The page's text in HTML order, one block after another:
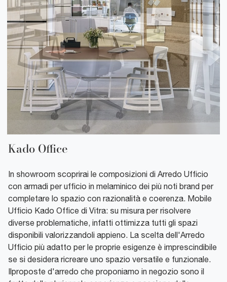
Kado Office
In showroom scoprirai le composizioni di Arredo Ufficio
con armadi per ufficio in melaminico dei più noti brand per
completare lo spazio con razionalità e coerenza. Mobile
Ufficio Kado Office di Vitra: su misura per risolvere
diverse problematiche, infatti ottimizza tutti gli spazi
disponibili valorizzandoli appieno. La scelta dell'Arredo
Ufficio più adatto per le proprie esigenze è imprescindibile
se si desidera ricreare uno spazio versatile e funzionale.
Ilproposte d'arredo che proponiamo in negozio sono il